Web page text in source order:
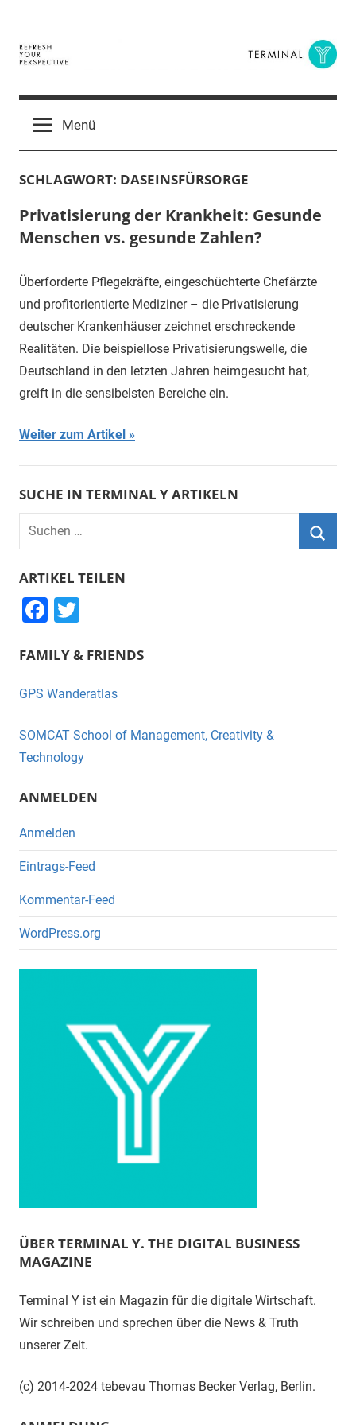
springen
Terminal
Y
Digital
BusinessMenü
SCHLAGWORT: DASEINSFÜRSORGE
Privatisierung der Krankheit: Gesunde
Menschen vs. gesunde Zahlen?
Überforderte Pflegekräfte, eingeschüchterte Chefärzte
und profitorientierte Mediziner – die Privatisierung
deutscher Krankenhäuser zeichnet erschreckende
Realitäten. Die beispiellose Privatisierungswelle, die
Deutschland in den letzten Jahren heimgesucht hat,
greift in die sensibelsten Bereiche ein.
Weiter zum Artikel
SUCHE IN TERMINAL Y ARTIKELN
Suchen
nach:
ARTIKEL TEILEN
F
c
e
o
o
k
tt
er
FAMILY & FRIENDS
GPS Wanderatlas
SOMCAT School of Management, Creativity &
Technology
ANMELDEN
Anmelden
Eintrags-Feed
Kommentar-Feed
WordPress.org
ÜBER TERMINAL Y. THE DIGITAL BUSINESS
MAGAZINE
Terminal Y ist ein Magazin für die digitale Wirtschaft.
Wir schreiben und sprechen über die News & Truth
unserer Zeit.
(c) 2014-2024 tebevau Thomas Becker Verlag, Berlin.